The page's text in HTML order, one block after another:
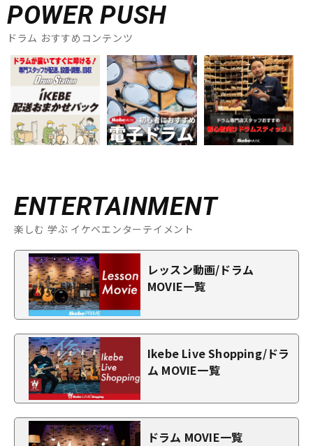
POWER PUSH
ドラム おすすめコンテンツ
ENTERTAINMENT
楽しむ 学ぶ イケベエンターテイメント
レッスン動画/ドラム
MOVIE一覧
Ikebe Live Shopping/ドラ
ム MOVIE一覧
ドラム MOVIE一覧